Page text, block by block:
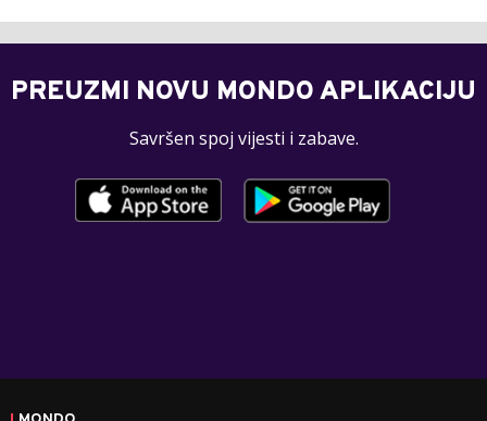
PREUZMI NOVU MONDO APLIKACIJU
Savršen spoj vijesti i zabave.